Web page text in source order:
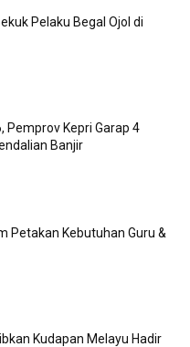
Pelaku Begal Ojol di
Pemprov Kepri Garap 4
Banjir
Petakan Kebutuhan Guru &
Kudapan Melayu Hadir